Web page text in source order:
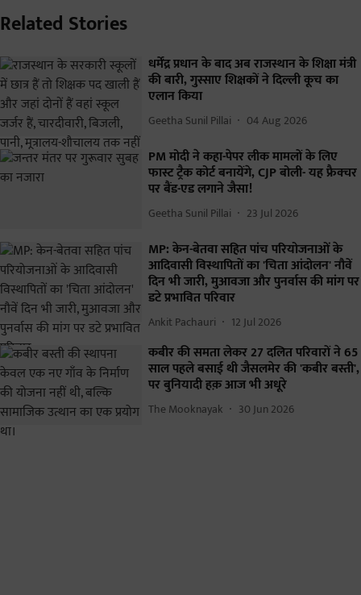
Related Stories
धर्मेंद्र प्रधान के बाद अब राजस्थान के शिक्षा मंत्री
की बारी, गुस्साए शिक्षकों ने दिल्ली कूच का
एलान किया
Geetha Sunil Pillai 04 Aug 2026
PM मोदी ने कहा-पेपर लीक मामलों के लिए
फास्ट ट्रैक कोर्ट बनायेंगे, CJP बोली- यह फ्रैक्चर
पर बैंड-एड लगाने जैसा!
Geetha Sunil Pillai 23 Jul 2026
MP: केन-बेतवा सहित पांच परियोजनाओं के
आदिवासी विस्थापितों का 'चिता आंदोलन' नौवें
दिन भी जारी, मुआवजा और पुनर्वास की मांग पर
डटे प्रभावित परिवार
Ankit Pachauri 12 Jul 2026
कबीर की समता लेकर 27 दलित परिवारों ने 65
साल पहले बसाई थी जैसलमेर की 'कबीर बस्ती',
पर बुनियादी हक़ आज भी अधूरे
The Mooknayak 30 Jun 2026